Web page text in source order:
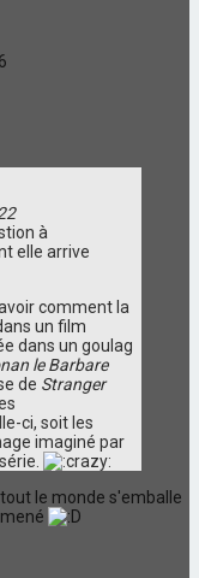
à
elle arrive
comment la
un film
dans un goulag
le Barbare
de Stranger
ci, soit les
imaginé par
le monde s'emballe